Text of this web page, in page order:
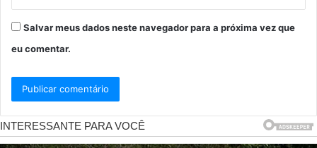
Salvar meus dados neste navegador para a próxima vez que
eu comentar.